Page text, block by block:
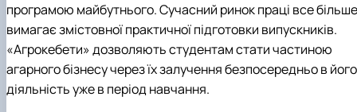
програмою майбутнього. Сучасний ринок праці все більше
вимагає змістовної практичної підготовки випускників.
«Агрокебети» дозволяють студентам стати частиною
агарного бізнесу через їх залучення безпосередньо в його
діяльність уже в період навчання.